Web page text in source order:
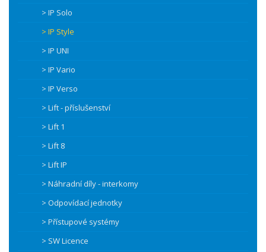
> IP Solo
> IP Style
> IP UNI
> IP Vario
> IP Verso
> Lift - příslušenství
> Lift 1
> Lift 8
> Lift IP
> Náhradní díly - interkomy
> Odpovídací jednotky
> Přístupové systémy
> SW Licence